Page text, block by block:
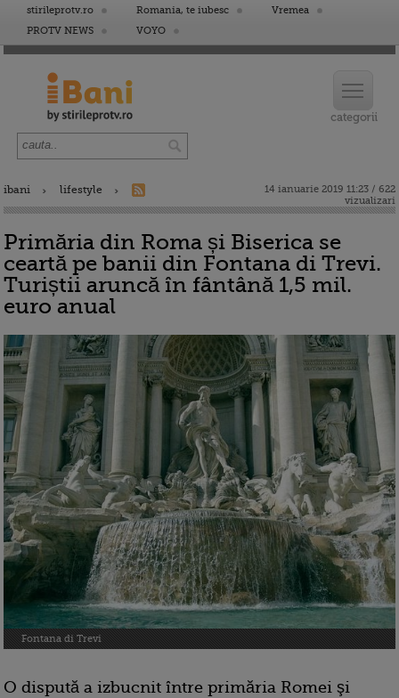
stirileprotv.ro Romania, te iubesc
Vremea
PROTV NEWS
VOYO
ibani lifestyle
14 ianuarie 2019 11:23 / 622
vizualizari
Primăria din Roma și Biserica se
ceartă pe banii din Fontana di Trevi.
Turiștii aruncă în fântână 1,5 mil.
euro anual
Fontana di Trevi
O dispută a izbucnit între primăria Romei şi